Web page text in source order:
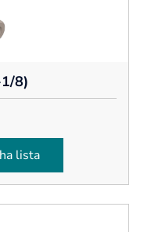
8)
lista